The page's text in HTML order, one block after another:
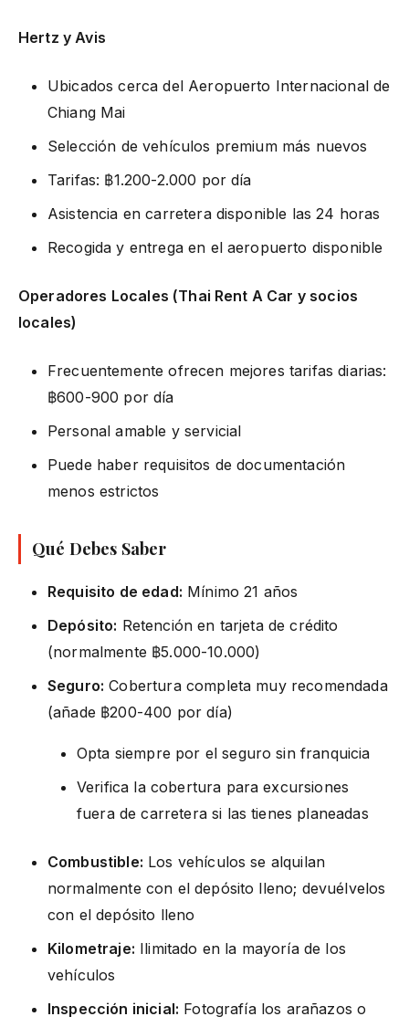
Hertz y Avis
Ubicados cerca del Aeropuerto Internacional de
Chiang Mai
Selección de vehículos premium más nuevos
Tarifas: ฿1.200-2.000 por día
Asistencia en carretera disponible las 24 horas
Recogida y entrega en el aeropuerto disponible
Operadores Locales (Thai Rent A Car y socios
locales)
Frecuentemente ofrecen mejores tarifas diarias:
฿600-900 por día
Personal amable y servicial
Puede haber requisitos de documentación
menos estrictos
Qué Debes Saber
Requisito de edad: Mínimo 21 años
Depósito: Retención en tarjeta de crédito
(normalmente ฿5.000-10.000)
Seguro: Cobertura completa muy recomendada
(añade ฿200-400 por día)
Opta siempre por el seguro sin franquicia
Verifica la cobertura para excursiones
fuera de carretera si las tienes planeadas
Combustible: Los vehículos se alquilan
normalmente con el depósito lleno; devuélvelos
con el depósito lleno
Kilometraje: Ilimitado en la mayoría de los
vehículos
Inspección inicial: Fotografía los arañazos o